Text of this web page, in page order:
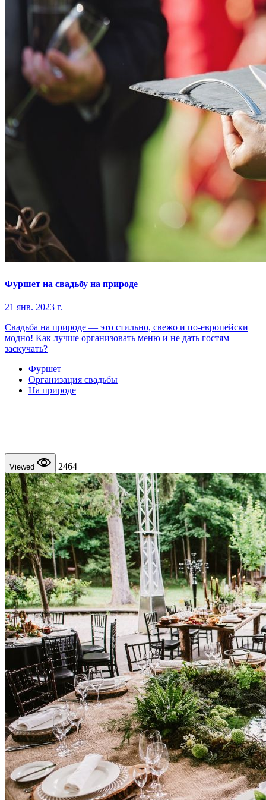
Фуршет на свадьбу на природе
21 янв. 2023 г.
Свадьба на природе — это стильно, свежо и по-европейски
модно! Как лучше организовать меню и не дать гостям
заскучать?
Фуршет
Организация свадьбы
На природе
Viewed 2464